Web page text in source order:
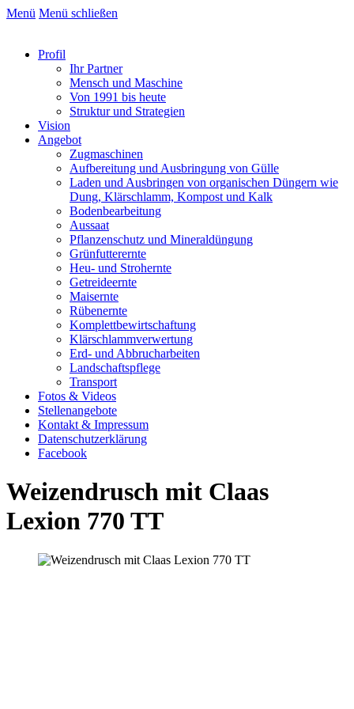
Menü Menü schließen
Profil
Ihr Partner
Mensch und Maschine
Von 1991 bis heute
Struktur und Strategien
Vision
Angebot
Zugmaschinen
Aufbereitung und Ausbringung von Gülle
Laden und Ausbringen von organischen Düngern wie
Dung, Klärschlamm, Kompost und Kalk
Bodenbearbeitung
Aussaat
Pflanzenschutz und Mineraldüngung
Grünfutterernte
Heu- und Strohernte
Getreideernte
Maisernte
Rübenernte
Komplettbewirtschaftung
Klärschlammverwertung
Erd- und Abbrucharbeiten
Landschaftspflege
Transport
Fotos & Videos
Stellenangebote
Kontakt & Impressum
Datenschutzerklärung
Facebook
Weizendrusch mit Claas
Lexion 770 TT